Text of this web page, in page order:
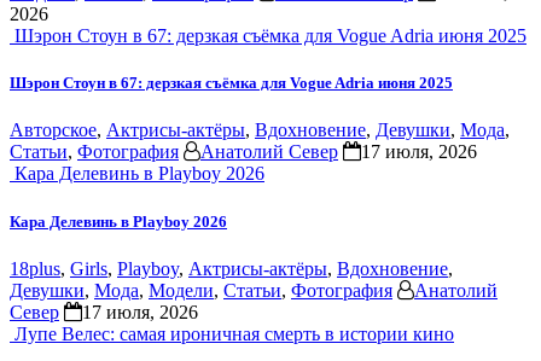
2026
Шэрон Стоун в 67: дерзкая съёмка для Vogue Adria июня 2025
Шэрон Стоун в 67: дерзкая съёмка для Vogue Adria июня 2025
Авторское, Актрисы-актёры, Вдохновение, Девушки, Мода,
Статьи, Фотография Анатолий Север
17 июля, 2026
Кара Делевинь в Playboy 2026
Кара Делевинь в Playboy 2026
18plus, Girls, Playboy, Актрисы-актёры, Вдохновение,
Девушки, Мода, Модели, Статьи, Фотография
Анатолий
Север
17 июля, 2026
Лупе Велес: самая ироничная смерть в истории кино